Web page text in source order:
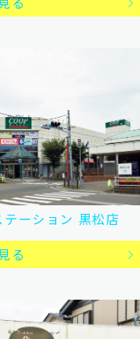
テーション 黒松店
る